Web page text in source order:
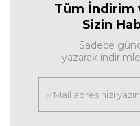
Tüm İndirim
Sizin
Sadece
yazarak